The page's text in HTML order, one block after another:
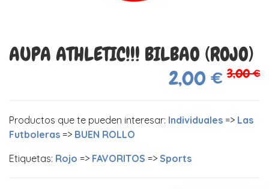
AUPA ATHLETIC!!! BILBAO (ROJO)
2,00 € 3,00 €
Productos que te pueden interesar: Individuales => Las
Futboleras => BUEN ROLLO
Etiquetas: Rojo => FAVORITOS => Sports